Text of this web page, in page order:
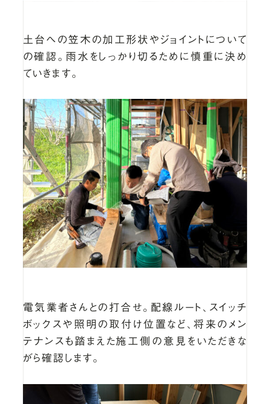
土台への笠木の加工形状やジョイントについて
の確認。雨水をしっかり切るために慎重に決め
ていきます。
電気業者さんとの打合せ。配線ルート、スイッチ
ボックスや照明の取付け位置など、将来のメン
テナンスも踏まえた施工側の意見をいただきな
がら確認します。